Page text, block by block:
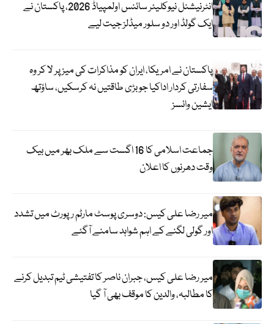
انٹرنیشنل نیوکلیئر سائنس اولمپیاڈ 2026، پاکستان نے
ایک گولڈ اور دو سلور میڈلز جیت لیے
پاکستان نے امریکا، ایران کو مذاکرات کی میز پر لا کر وہ
سفارتی کردار اداکیا جو بڑی طاقتیں نہ کرسکیں، ساؤتھ
ایشین وائسز
جماعت اسلامی کا 16 اگست سے ملک بھر میں بیک
وقت دھرنوں کا اعلان
میر رضا علی کیس: دوسری پوسٹ مارٹم رپورٹ میں تشدد
اور گولی لگنے کے اہم شواہد سامنے آگئے
میر رضا علی کیس، جبران ناصر کا تفتیشی ٹیم تبدیل کرنے
کا مطالبہ، والدین کا موقف بھی آ گیا